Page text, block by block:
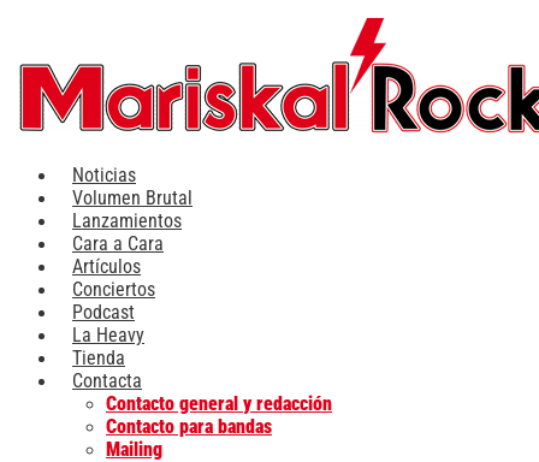
contenido
Noticias
Volumen Brutal
Lanzamientos
Cara a Cara
Artículos
Conciertos
Podcast
La Heavy
Tienda
Contacta
Contacto general y redacción
Contacto para bandas
Mailing